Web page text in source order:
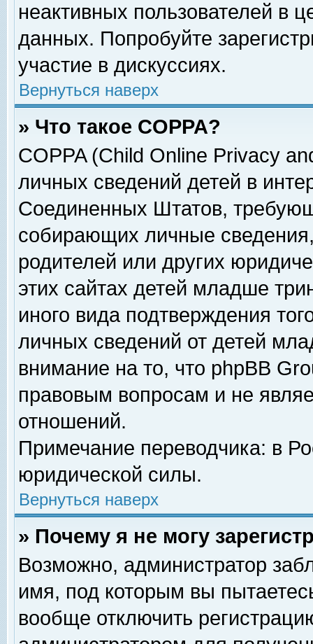
неактивных пользователей в
данных. Попробуйте
участие в дискуссиях.
Вернуться наверх
» Что такое COPPA?
COPPA (Child Online Privacy
личных сведений детей в
Соединенных Штатов,
собирающих личные
родителей или других
этих сайтах детей младше
иного вида подтверждения
личных сведений от детей
внимание на то, что phpBB
правовым вопросам и не
отношений.
Примечание переводчика: в
юридической силы.
Вернуться наверх
» Почему я не могу
Возможно, администратор
имя, под которым вы
вообще отключить